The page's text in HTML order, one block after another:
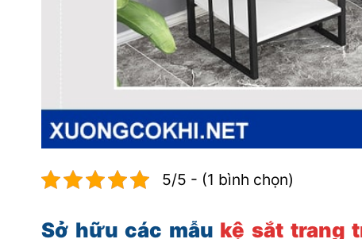
5/5 - (1 bình chọn)
Sở hữu các mẫu kệ sắt trang